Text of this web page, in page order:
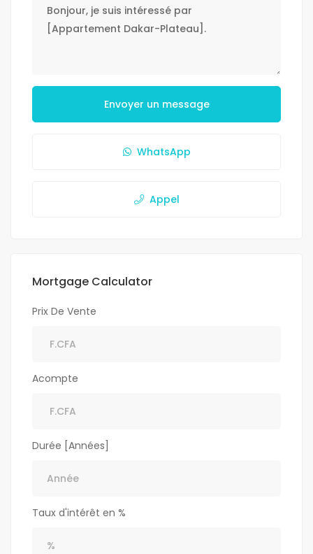
Envoyer un message
WhatsApp
Appel
Mortgage Calculator
Prix De Vente
Acompte
Durée [Années]
Taux d'intérêt en %